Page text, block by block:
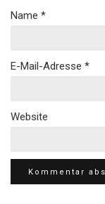
Name *
E-Mail-Adresse *
Website